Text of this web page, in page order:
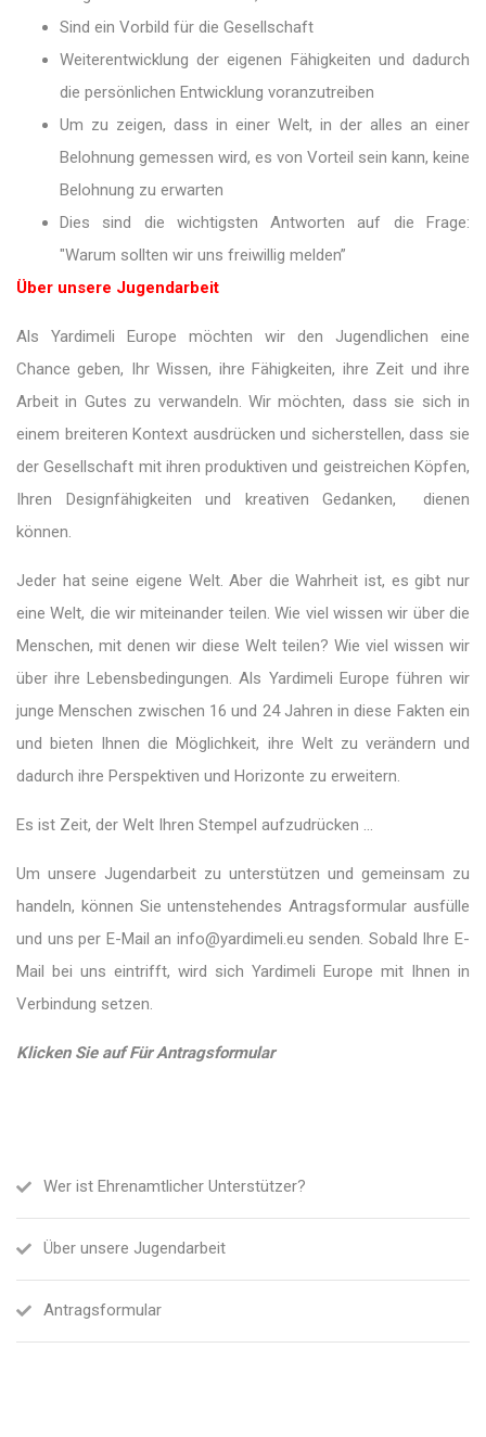
Sind ein Vorbild für die Gesellschaft
Weiterentwicklung der eigenen Fähigkeiten und dadurch
die persönlichen Entwicklung voranzutreiben
Um zu zeigen, dass in einer Welt, in der alles an einer
Belohnung gemessen wird, es von Vorteil sein kann, keine
Belohnung zu erwarten
Dies sind die wichtigsten Antworten auf die Frage:
"Warum sollten wir uns freiwillig melden”
Über unsere Jugendarbeit
Als Yardimeli Europe möchten wir den Jugendlichen eine
Chance geben, Ihr Wissen, ihre Fähigkeiten, ihre Zeit und ihre
Arbeit in Gutes zu verwandeln. Wir möchten, dass sie sich in
einem breiteren Kontext ausdrücken und sicherstellen, dass sie
der Gesellschaft mit ihren produktiven und geistreichen Köpfen,
Ihren Designfähigkeiten und kreativen Gedanken, dienen
können.
Jeder hat seine eigene Welt. Aber die Wahrheit ist, es gibt nur
eine Welt, die wir miteinander teilen. Wie viel wissen wir über die
Menschen, mit denen wir diese Welt teilen? Wie viel wissen wir
über ihre Lebensbedingungen. Als Yardimeli Europe führen wir
junge Menschen zwischen 16 und 24 Jahren in diese Fakten ein
und bieten Ihnen die Möglichkeit, ihre Welt zu verändern und
dadurch ihre Perspektiven und Horizonte zu erweitern.
Es ist Zeit, der Welt Ihren Stempel aufzudrücken ...
Um unsere Jugendarbeit zu unterstützen und gemeinsam zu
handeln, können Sie untenstehendes Antragsformular ausfülle
und uns per E-Mail an info@yardimeli.eu senden. Sobald Ihre E-
Mail bei uns eintrifft, wird sich Yardimeli Europe mit Ihnen in
Verbindung setzen.
Klicken Sie auf Für Antragsformular
Wer ist Ehrenamtlicher Unterstützer?
Über unsere Jugendarbeit
Antragsformular